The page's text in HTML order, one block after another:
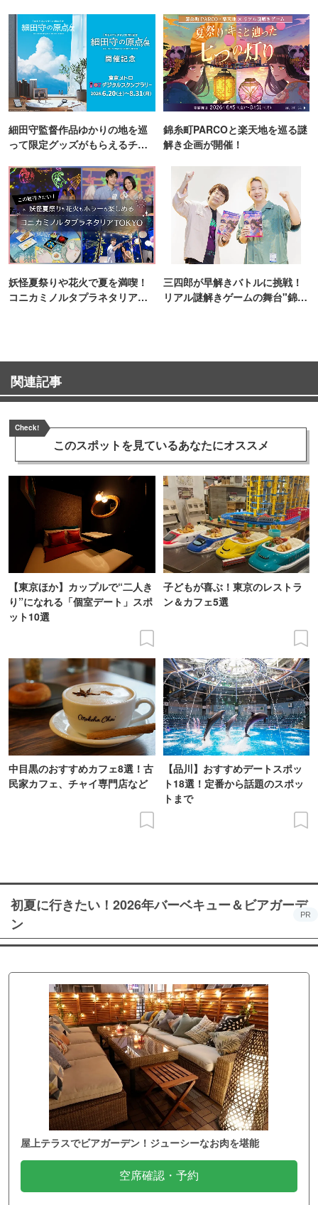
細田守監督作品ゆかりの地を巡
って限定グッズがもらえるチャ
錦糸町PARCOと楽天地を巡る謎
解き企画が開催！
妖怪夏祭りや花火で夏を満喫！
コニカミノルタプラネタリア
三四郎が早解きバトルに挑戦！
リアル謎解きゲームの舞台"錦糸
関連記事
Check!
このスポットを見ているあなたにオススメ
【東京ほか】カップルで“二人き
り”になれる「個室デート」スポ
ット10選
子どもが喜ぶ！東京のレストラ
ン＆カフェ5選
中目黒のおすすめカフェ8選！古
民家カフェ、チャイ専門店など
【品川】おすすめデートスポッ
ト18選！定番から話題のスポッ
トまで
初夏に行きたい！2026年バーベキュー＆ビアガーデ
ン
PR
屋上テラスでビアガーデン！ジューシーなお肉を堪能
空席確認・予約